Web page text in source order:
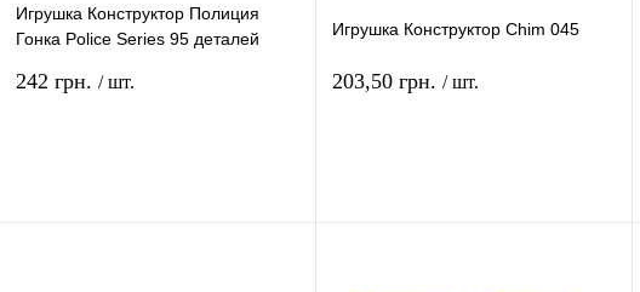
Игрушка Конструктор Полиция
Гонка Police Series 95 деталей
242 грн. / шт.
Игрушка Конструктор Chim 045
203,50 грн. / шт.